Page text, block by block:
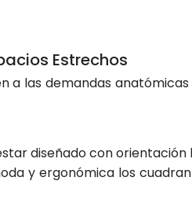
Estrechos
a las demandas
diseñado con orientación
y ergonómica los